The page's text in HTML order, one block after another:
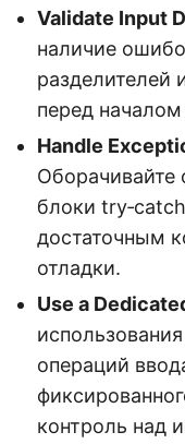
Validate Input
наличие
разделителей
перед
Handle
Оборачивайте
блоки
достаточным
отладки.
Use a
операций
контроль над